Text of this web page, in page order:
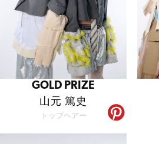
GOLD PRIZE
山元 篤史
トップヘアー